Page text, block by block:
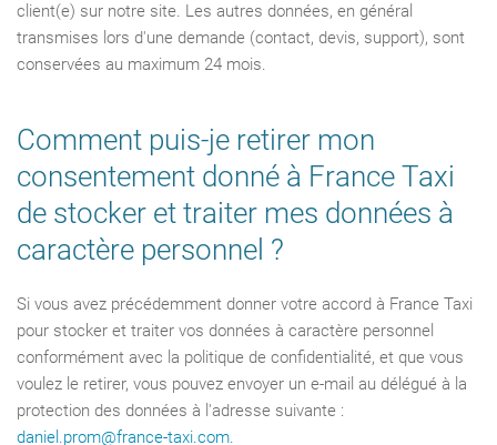
client(e) sur notre site. Les autres données, en général
transmises lors d'une demande (contact, devis, support), sont
conservées au maximum 24 mois.
Comment puis-je retirer mon
consentement donné à France Taxi
de stocker et traiter mes données à
caractère personnel ?
Si vous avez précédemment donner votre accord à France Taxi
pour stocker et traiter vos données à caractère personnel
conformément avec la politique de confidentialité, et que vous
voulez le retirer, vous pouvez envoyer un e-mail au délégué à la
protection des données à l'adresse suivante :
daniel.prom@france-taxi.com.